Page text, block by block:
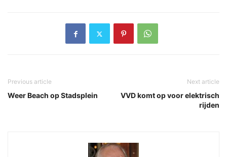
Previous article
Weer Beach op Stadsplein
Next article
VVD komt op voor elektrisch
rijden